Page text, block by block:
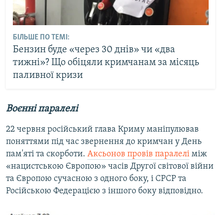
БІЛЬШЕ ПО ТЕМІ:
Бензин буде «через 30 днів» чи «два
тижні»? Що обіцяли кримчанам за місяць
паливної кризи
Воєнні паралелі
22 червня російський глава Криму маніпулював
поняттями під час звернення до кримчан у День
пам'яті та скорботи. Аксьонов провів паралелі між
«нацистською Європою» часів Другої світової війни
та Європою сучасною з одного боку, і СРСР та
Російською Федерацією з іншого боку відповідно.